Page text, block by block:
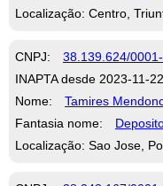
Localização: Centro,
CNPJ: 38.139.624/
INAPTA desde 2023-11-22
Nome:
Tamires
Fantasia nome:
Localização: Sao Jose,